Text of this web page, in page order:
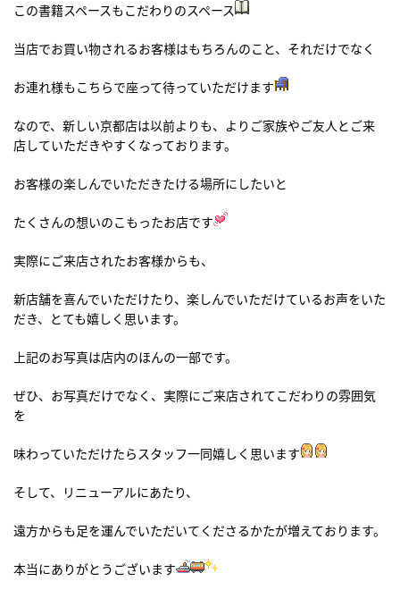
この書籍スペースもこだわりのスペース
当店でお買い物されるお客様はもちろんのこと、それだけでなく
お連れ様もこちらで座って待っていただけます
なので、新しい京都店は以前よりも、よりご家族やご友人とご来
店していただきやすくなっております。
お客様の楽しんでいただきたける場所にしたいと
たくさんの想いのこもったお店です
実際にご来店されたお客様からも、
新店舗を喜んでいただけたり、楽しんでいただけているお声をいた
だき、とても嬉しく思います。
上記のお写真は店内のほんの一部です。
ぜひ、お写真だけでなく、実際にご来店されてこだわりの雰囲気
を
味わっていただけたらスタッフ一同嬉しく思います
そして、リニューアルにあたり、
遠方からも足を運んでいただいてくださるかたが増えております。
本当にありがとうございます